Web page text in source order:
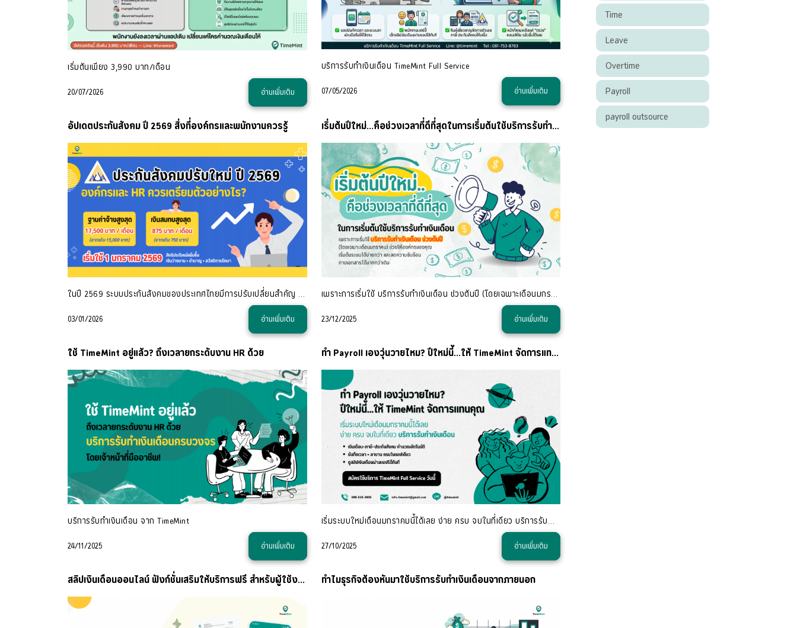
เริ่มต้นเพียง 3,990 บาท/เดือน
20/07/2026 อ่านเพิ่มเติม
บริการรับทำเงินเดือน TimeMint Full Service
07/05/2026 อ่านเพิ่มเติม
อัปเดตประกันสังคม ปี 2569 สิ่งที่องค์กรและพนักงานควรรู้
ในปี 2569 ระบบประกันสังคมของประเทศไทยมีการปรับเปลี่ยนสำคัญ โดยมีผลบังคับใช้ตั้งแต่วันที่ 1 มกราคม 2569 เป็นต้นไป การเปลี่ยนแปลงครั้งนี้ส่งผลโดยตรงต่อท
03/01/2026 อ่านเพิ่มเติม
เริ่มต้นปีใหม่...คือช่วงเวลาที่ดีที่สุดในการเริ่มต้นใช้บริการรับทำเงินเดือน
เพราะการเริ่มใช้ บริการรับทำเงินเดือน ช่วงต้นปี (โดยเฉพาะเดือนมกราคม)ช่วยให้องค์กรของคุณ เริ่มต้นระบบได้ง่ายกว่า และ ลดความซับซ้อนทางเอกสาร ได้มากกว่า
23/12/2025 อ่านเพิ่มเติม
ใช้ TimeMint อยู่แล้ว? ถึงเวลายกระดับงาน HR ด้วย
บริการรับทำเงินเดือน จาก TimeMint
24/11/2025 อ่านเพิ่มเติม
ทำ Payroll เองวุ่นวายไหม? ปีใหม่นี้...ให้ TimeMint จัดการแทนคุณ
เริ่มระบบใหม่เดือนมกราคมนี้ได้เลย ง่าย ครบ จบในที่เดียว บริการรับทำเงินเดือน
27/10/2025 อ่านเพิ่มเติม
สลิปเงินเดือนออนไลน์ ฟังก์ชั่นเสริมให้บริการฟรี สำหรับผู้ใช้งาน TimeMint ทุกคน! ทำไมธุรกิจต้องหันมาใช้บริการรับทำเงินเดือนจากภายนอก
Time
Leave
Overtime
Payroll
payroll outsource